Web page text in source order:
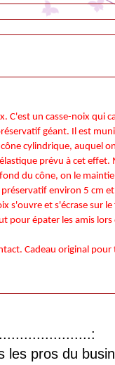
C'est un casse-noix qui
géant. Il est
cylindrique, auquel
prévu à cet effet.
du cône, on le
environ 5 cm
s'ouvre et s'écrase sur
pour épater les amis lors
Cadeau original pour
les pros du